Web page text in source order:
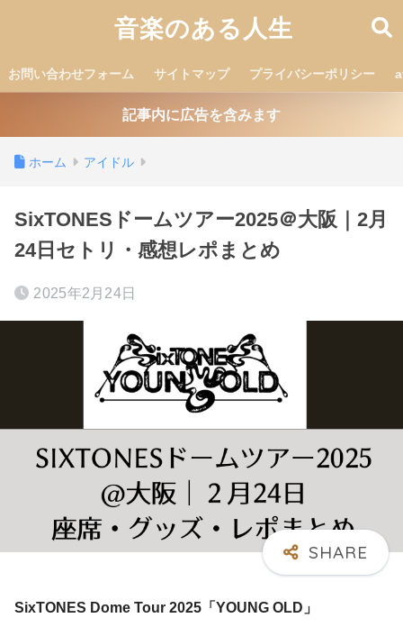
音楽のある人生
お問い合わせフォーム サイトマップ プライバシーポリシー
記事内に広告を含みます
ホーム アイドル
SixTONESドームツアー2025＠大阪｜2月
24日セトリ・感想レポまとめ
2025年2月24日
SixTONES Dome Tour 2025「YOUNG OLD」